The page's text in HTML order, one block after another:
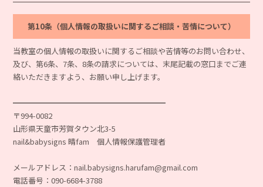
第10条（個人情報の取扱いに関するご相談・苦情について）
当教室の個人情報の取扱いに関するご相談や苦情等のお問い合わせ、
及び、第6条、7条、8条の請求については、末尾記載の窓口までご連
絡いただきますよう、お願い申し上げます。
━━━━━━━━━━━━━━━━━━━━
〒994-0082
山形県天童市芳賀タウン北3-5
nail&babysigns 晴fam 個人情報保護管理者
メールアドレス：nail.babysigns.harufam@gmail.com
電話番号：090-6684-3788